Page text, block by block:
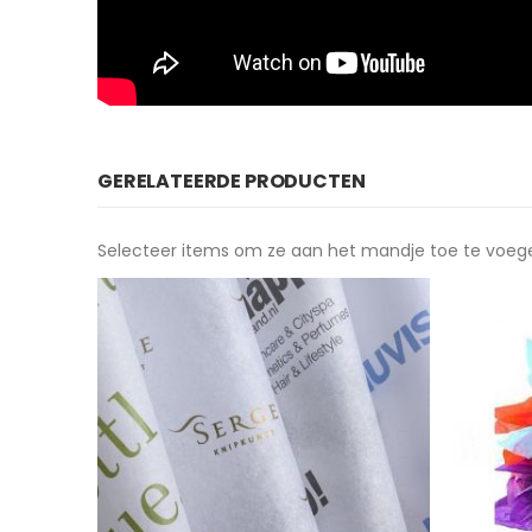
GERELATEERDE PRODUCTEN
Selecteer items om ze aan het mandje toe te